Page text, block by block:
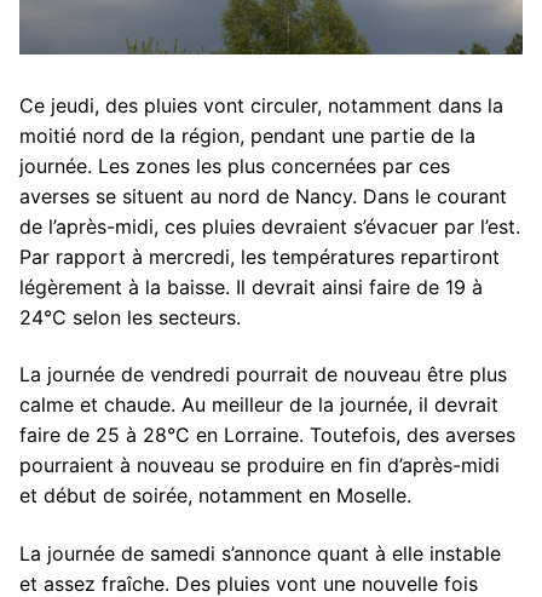
Ce jeudi, des pluies vont circuler, notamment dans la
moitié nord de la région, pendant une partie de la
journée. Les zones les plus concernées par ces
averses se situent au nord de Nancy. Dans le courant
de l’après-midi, ces pluies devraient s’évacuer par l’est.
Par rapport à mercredi, les températures repartiront
légèrement à la baisse. Il devrait ainsi faire de 19 à
24°C selon les secteurs.
La journée de vendredi pourrait de nouveau être plus
calme et chaude. Au meilleur de la journée, il devrait
faire de 25 à 28°C en Lorraine. Toutefois, des averses
pourraient à nouveau se produire en fin d’après-midi
et début de soirée, notamment en Moselle.
La journée de samedi s’annonce quant à elle instable
et assez fraîche. Des pluies vont une nouvelle fois